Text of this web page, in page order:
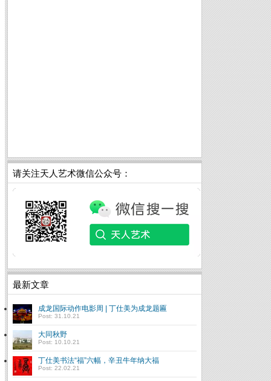
请关注天人艺术微信公众号：
最新文章
成龙国际动作电影周 | 丁仕美为成龙题匾
Post: 31.10.21
大同秋野
Post: 10.10.21
丁仕美书法“福”六幅，辛丑牛年纳大福
Post: 22.02.21